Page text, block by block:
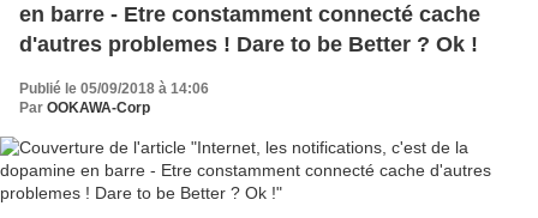
en barre - Etre constamment connecté cache
d'autres problemes ! Dare to be Better ? Ok !
Publié le 05/09/2018 à 14:06
Par OOKAWA-Corp